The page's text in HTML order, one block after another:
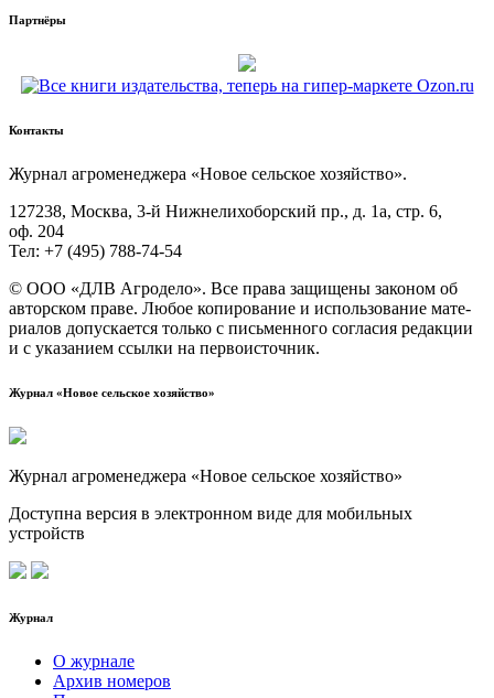
Партнёры
Контакты
Жур­нал агро­ме­не­дже­ра «Новое сель­ское хозяйство».
127238, Москва, 3‑й Ниж­не­ли­хо­бор­ский пр., д. 1а, стр. 6,
оф. 204
Тел: +7 (495) 788‑74‑54
© ООО «ДЛВ Агро­де­ло». Все пра­ва защи­ще­ны зако­ном об
автор­ском пра­ве. Любое копи­ро­ва­ние и исполь­зо­ва­ние мате­
ри­а­лов допус­ка­ет­ся толь­ко с пись­мен­но­го согла­сия редак­ции
и с ука­за­ни­ем ссыл­ки на первоисточник.
Журнал «Новое сельское хозяйство»
Журнал агроменеджера «Новое сельское хозяйство»
Доступна версия в электронном виде для мобильных
устройств
Журнал
О журнале
Архив номеров